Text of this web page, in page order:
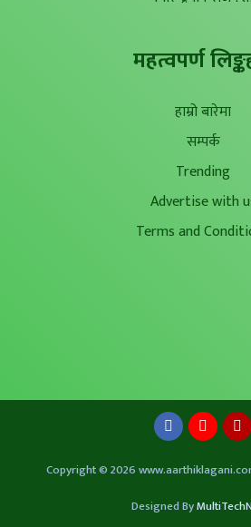
महत्वपर्ण
हाम्रो बारेमा
सम्पर्क
Trending
Advertise with
Terms and
Copyright © 2026
Designed By